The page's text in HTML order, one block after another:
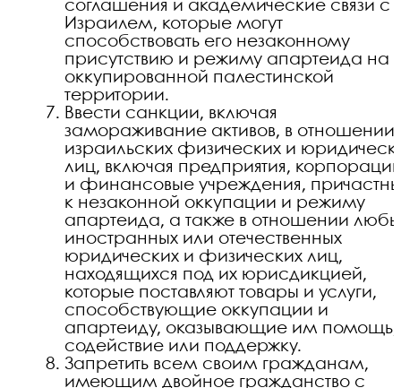
соглашения и академические связи с
Израилем, которые могут
способствовать его незаконному
присутствию и режиму апартеида на
оккупированной палестинской
территории.
Ввести санкции, включая
замораживание активов, в отношении
израильских физических и
лиц, включая предприятия,
и финансовые учреждения,
к незаконной оккупации и режиму
апартеида, а также в отношении
иностранных или отечественных
юридических и физических лиц,
находящихся под их юрисдикцией,
которые поставляют товары и услуги,
способствующие оккупации и
апартеиду, оказывающие им помощь,
содействие или поддержку.
Запретить всем своим гражданам,
имеющим двойное гражданство с